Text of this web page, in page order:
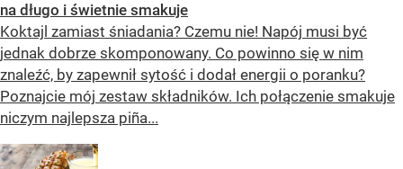
na długo i świetnie smakuje
Koktajl zamiast śniadania? Czemu nie! Napój musi być
jednak dobrze skomponowany. Co powinno się w nim
znaleźć, by zapewnił sytość i dodał energii o poranku?
Poznajcie mój zestaw składników. Ich połączenie smakuje
niczym najlepsza piña...